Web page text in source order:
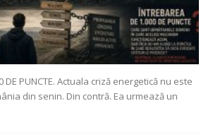
DE PUNCTE. Actuala criză energetică nu este
din senin. Din contră. Ea urmează un